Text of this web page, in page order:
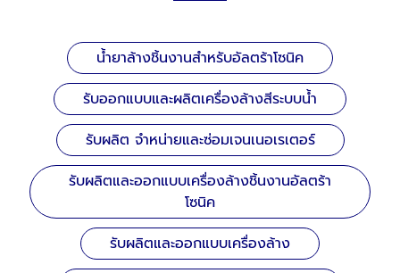
น้ำยาล้างชิ้นงานสำหรับอัลตร้าโซนิค
รับออกแบบและผลิตเครื่องล้างสีระบบน้ำ
รับผลิต จำหน่ายและซ่อมเจนเนอเรเตอร์
รับผลิตและออกแบบเครื่องล้างชิ้นงานอัลตร้า
โซนิค
รับผลิตและออกแบบเครื่องล้าง